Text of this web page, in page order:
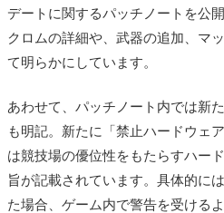
デートに関するパッチノートを公
クロムの詳細や、武器の追加、マ
て明らかにしています。
あわせて、パッチノート内では新
も明記。新たに「禁止ハードウェ
は競技場の優位性をもたらすハー
旨が記載されています。具体的に
た場合、ゲーム内で警告を受ける